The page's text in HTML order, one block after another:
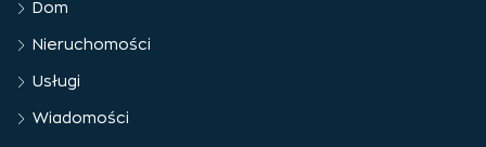
Dom
Nieruchomości
Usługi
Wiadomości